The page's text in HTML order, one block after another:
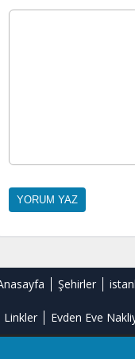
Şehirler
Linkler Evden Eve